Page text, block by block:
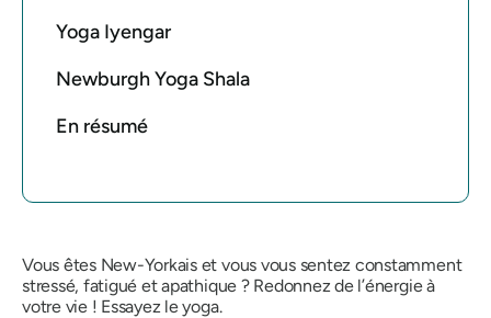
Yoga Iyengar
Newburgh Yoga Shala
En résumé
Vous êtes New-Yorkais et vous vous sentez constamment
stressé, fatigué et apathique ? Redonnez de l’énergie à
votre vie ! Essayez le yoga.